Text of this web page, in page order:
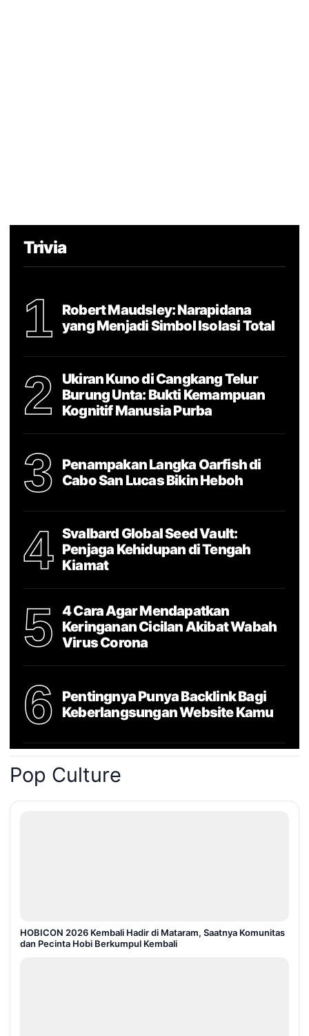
Trivia
1
Robert Maudsley: Narapidana
yang Menjadi Simbol Isolasi Total
2
Ukiran Kuno di Cangkang Telur
Burung Unta: Bukti Kemampuan
Kognitif Manusia Purba
3
Penampakan Langka Oarfish di
Cabo San Lucas Bikin Heboh
4
Svalbard Global Seed Vault:
Penjaga Kehidupan di Tengah
Kiamat
5
4 Cara Agar Mendapatkan
Keringanan Cicilan Akibat Wabah
Virus Corona
6
Pentingnya Punya Backlink Bagi
Keberlangsungan Website Kamu
Pop Culture
HOBICON 2026 Kembali Hadir di Mataram, Saatnya Komunitas
dan Pecinta Hobi Berkumpul Kembali